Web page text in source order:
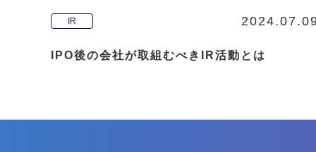
IR
IPO後の会社が取組むべきIR活動とは